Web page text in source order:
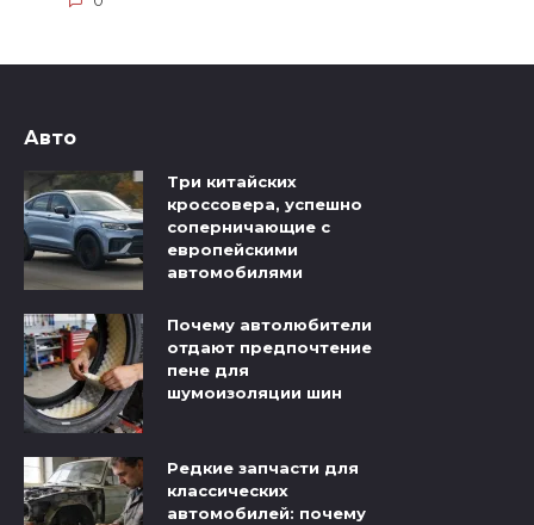
Авто
Три китайских
кроссовера, успешно
соперничающие с
европейскими
автомобилями
Почему автолюбители
отдают предпочтение
пене для
шумоизоляции шин
Редкие запчасти для
классических
автомобилей: почему